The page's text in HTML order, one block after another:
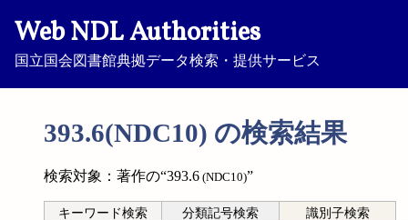
Web NDL Authorities
国立国会図書館典拠データ検索・提供サービス
393.6(NDC10) の検索結果
検索対象：著作の“393.6 (NDC10)”
キーワード検索 分類記号検索 識別子検索